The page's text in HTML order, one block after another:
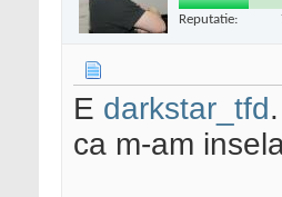
Reputatie:
E darkstar_tfd
ca m-am